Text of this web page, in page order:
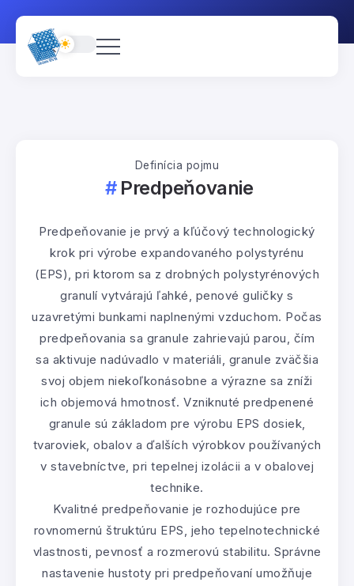
Definícia pojmu
Predpeňovanie
Predpeňovanie je prvý a kľúčový technologický
krok pri výrobe expandovaného polystyrénu
(EPS), pri ktorom sa z drobných polystyrénových
granulí vytvárajú ľahké, penové guličky s
uzavretými bunkami naplnenými vzduchom. Počas
predpeňovania sa granule zahrievajú parou, čím
sa aktivuje nadúvadlo v materiáli, granule zväčšia
svoj objem niekoľkonásobne a výrazne sa zníži
ich objemová hmotnosť. Vzniknuté predpenené
granule sú základom pre výrobu EPS dosiek,
tvaroviek, obalov a ďalších výrobkov používaných
v stavebníctve, pri tepelnej izolácii a v obalovej
technike.
Kvalitné predpeňovanie je rozhodujúce pre
rovnomernú štruktúru EPS, jeho tepelnotechnické
vlastnosti, pevnosť a rozmerovú stabilitu. Správne
nastavenie hustoty pri predpeňovaní umožňuje